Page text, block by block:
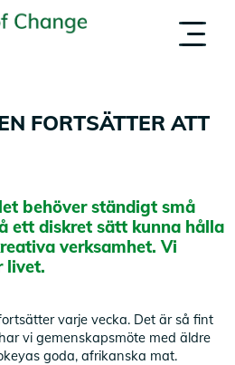
MEISTÄ IHMISET
FORTSÄTTER ATT
behöver ständigt små
ett diskret sätt kunna hålla
verksamhet. Vi
livet.
varje vecka. Det är så fint
vi gemenskapsmöte med äldre
goda, afrikanska mat.